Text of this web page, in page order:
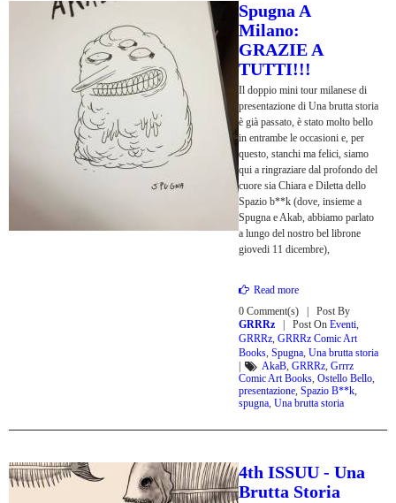
Spugna A
Milano:
GRAZIE A
TUTTI!!!
Il doppio mini tour milanese di
presentazione di Una brutta storia
è già passato, è stato molto bello
in entrambe le occasioni e, per
questo, stanchi ma felici, siamo
qui a ringraziare dal profondo del
cuore sia Chiara e Diletta dello
Spazio b**k (dove, insieme a
Spugna e Akab, abbiamo parlato
a lungo del nostro bel librone
giovedi 11 dicembre),
Read more
0 Comment(s)
Post By
GRRRz
Post On Eventi,
GRRRz, GRRRz Comic Art
Books, Spugna, Una brutta storia
AkaB, GRRRz, Grrrz
Comic Art Books, Ostello Bello,
presentazione, Spazio B**k,
spugna, Una brutta storia
4th ISSUU - Una
Brutta Storia